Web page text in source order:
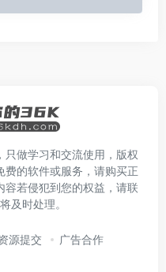
做学习和交流使用，版权
费的软件或服务，请购买正
容若侵犯到您的权益，请联
及时处理。
源提交 广告合作